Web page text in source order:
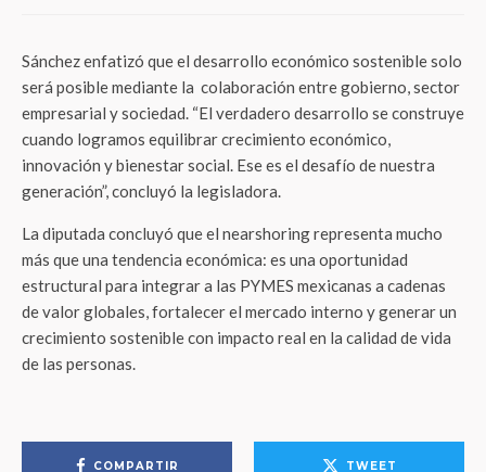
Sánchez enfatizó que el desarrollo económico sostenible solo
será posible mediante la colaboración entre gobierno, sector
empresarial y sociedad. “El verdadero desarrollo se construye
cuando logramos equilibrar crecimiento económico,
innovación y bienestar social. Ese es el desafío de nuestra
generación”, concluyó la legisladora.
La diputada concluyó que el nearshoring representa mucho
más que una tendencia económica: es una oportunidad
estructural para integrar a las PYMES mexicanas a cadenas
de valor globales, fortalecer el mercado interno y generar un
crecimiento sostenible con impacto real en la calidad de vida
de las personas.
COMPARTIR TWEET